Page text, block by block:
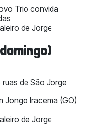
Trio convida
de Jorge
de São Jorge
Jongo Iracema (GO)
de Jorge